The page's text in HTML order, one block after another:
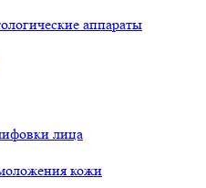
аппараты
лица
кожи